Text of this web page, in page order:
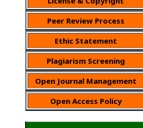
Peer Review Process
Ethic Statement
Plagiarism Screening
Open Journal Management
Open Access Policy